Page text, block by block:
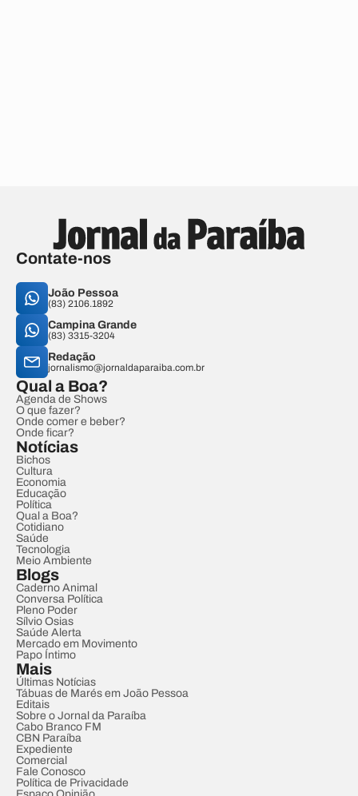
Contate-nos
João Pessoa
(83) 2106.1892
Campina Grande
(83) 3315-3204
Redação
jornalismo@jornaldaparaiba.com.br
Qual a Boa?
Agenda de Shows
O que fazer?
Onde comer e beber?
Onde ficar?
Notícias
Bichos
Cultura
Economia
Educação
Política
Qual a Boa?
Cotidiano
Saúde
Tecnologia
Meio Ambiente
Blogs
Caderno Animal
Conversa Política
Pleno Poder
Sílvio Osias
Saúde Alerta
Mercado em Movimento
Papo Íntimo
Mais
Últimas Notícias
Tábuas de Marés em João Pessoa
Editais
Sobre o Jornal da Paraíba
Cabo Branco FM
CBN Paraíba
Expediente
Comercial
Fale Conosco
Política de Privacidade